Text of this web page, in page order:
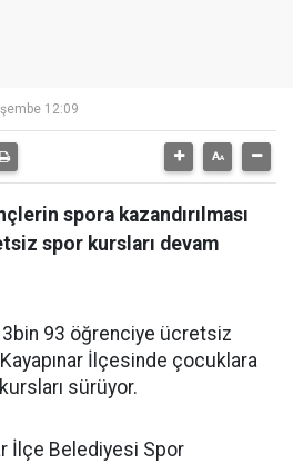
12:09
spora kazandırılması
spor kursları devam
3bin 93 öğrenciye ücretsiz
Kayapınar İlçesinde çocuklara
sürüyor.
İlçe Belediyesi Spor